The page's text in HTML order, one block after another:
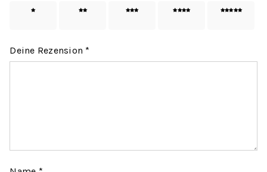
1 von
2 von
3 von
4 von
5 von
Deine Rezension *